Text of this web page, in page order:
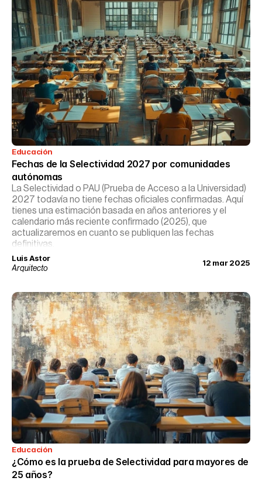
Educación
Fechas de la Selectividad 2027 por comunidades
autónomas
La Selectividad o PAU (Prueba de Acceso a la Universidad)
2027 todavía no tiene fechas oficiales confirmadas. Aquí
tienes una estimación basada en años anteriores y el
calendario más reciente confirmado (2025), que
actualizaremos en cuanto se publiquen las fechas
definitivas.
Luis Astor
Arquitecto
12 mar 2025
Educación
¿Cómo es la prueba de Selectividad para mayores de
25 años?